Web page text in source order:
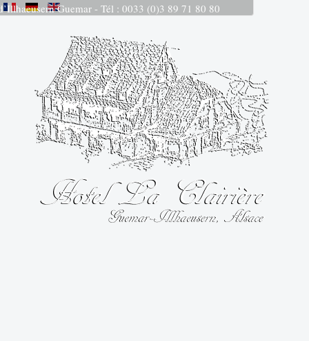
Guemar - Tél : 0033 (0)3 89 71 80 80